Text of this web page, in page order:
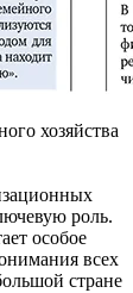
хозяйства
роль.
особое
всех
стране